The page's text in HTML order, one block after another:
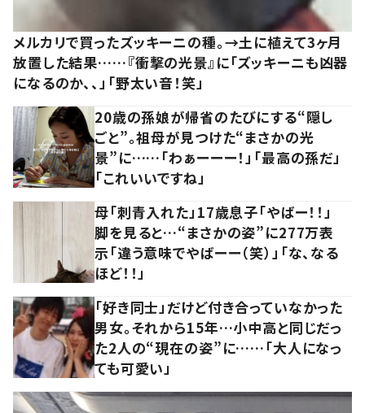
メルカリで買ったズッキーニの種。→土に植えて3ヶ月
放置した結果……『衝撃の光景』に「ズッキーニも凶器
になるのか、、」「野太い音！笑」
20歳の孫娘が帰省のたびにする“隠し
ごと”。祖母が見つけた“まさかの光
景”に……「わぁーーー！」「最高の孫だ」
「これいいですね」
母「刺青入れた」17歳息子「やばー！！」
脚を見ると…“まさかの姿”に277万表
示「違う意味でやばーー（笑）」「な、なる
ほど！！」
「好き同士」だけど付き合っていなかった
男女。それから15年…小中高と同じだっ
た2人の“現在の姿”に……「大人になっ
ても可愛い」